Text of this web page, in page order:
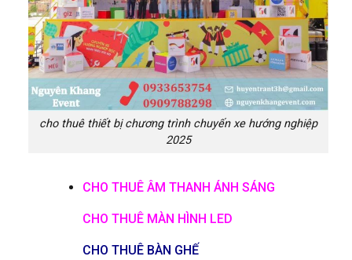
cho thuê thiết bị chương trình chuyến xe hướng nghiệp
2025
CHO THUÊ ÂM THANH ÁNH SÁNG
CHO THUÊ MÀN HÌNH LED
CHO THUÊ BÀN GHẾ